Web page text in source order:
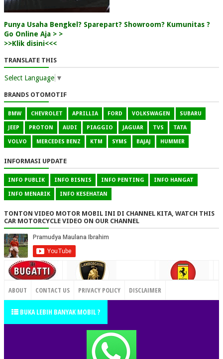
Punya Usaha Bengkel? Sparepart? Showroom? Kumunitas ?
Go Online Aja > >
>>Klik disini<<<
TRANSLATE THIS
Select Language ▼
BRANDS OTOMOTIF
BMW CHEVROLET APRILLIA FORD VOLKSWAGEN SUBARU
JEEP PROTON AUDI PIAGGIO JAGUAR TVS TATA
VOLVO MERCEDES BENZ KTM SYMS BAJAJ HUMMER
INFORMASI UPDATE
INFO PUBLIK INFO BISNIS INFO PENTING INFO HANGAT
INFO MENARIK INFO KESEHATAN
TONTON VIDEO MOTOR MOBIL INI DI CHANNEL KITA, WATCH THIS
CAR MOTORCYCLE VIDEO ON OUR CHANNEL
CONTACT US
ABOUT CONTACT US PRIVACY POLICY DISCLAIMER
TERMS OF SERVICE SITEMAP
BUKA LEBIH BANYAK MOBIL ?